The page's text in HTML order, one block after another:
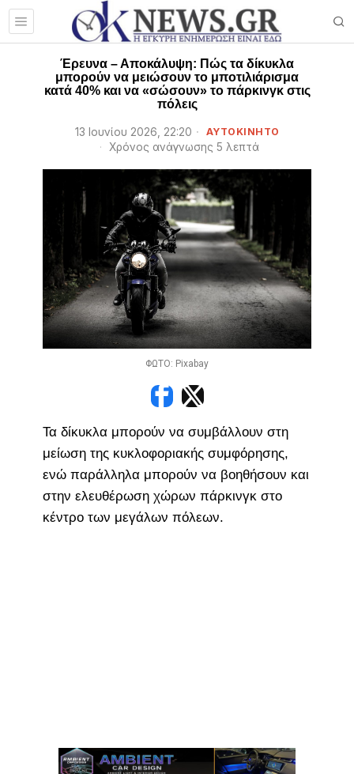
Έρευνα – Αποκάλυψη: Πώς τα δίκυκλα
μπορούν να μειώσουν το μποτιλιάρισμα
κατά 40% και να «σώσουν» το πάρκινγκ στις
πόλεις
13 Ιουνίου 2026, 22:20 ΑΥΤΟΚΙΝΗΤΟ
Χρόνος ανάγνωσης 5 λεπτά
ΦΩΤΟ: Pixabay
Τα δίκυκλα μπορούν να συμβάλλουν στη
μείωση της κυκλοφοριακής συμφόρησης,
ενώ παράλληλα μπορούν να βοηθήσουν και
στην ελευθέρωση χώρων πάρκινγκ στο
κέντρο των μεγάλων πόλεων.